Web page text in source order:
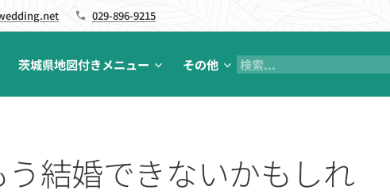
029-896-9215
茨城県地図付きメニュー その他
結婚できないかもしれ